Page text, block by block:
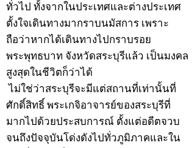
ทั่วไป ทั้งจากในประเทศและต่างประเทศ
ตั้งใจเดินทางมากราบนมัสการ เพราะ
ถือว่าหากได้เดินทางไปกราบรอย
พระพุทธบาท จังหวัดสระบุรีแล้ว เป็นมงคล
สูงสุดในชีวิตก็ว่าได้
ไม่ใช่ว่าสระบุรีจะมีแต่สถานที่เท่านั้นที่
ศักดิ์สิทธิ์ พระเกจิอาจารย์ของสระบุรีที่
มากไปด้วยประสบการณ์ ตั้งแต่อดีตจวบ
จนถึงปัจจุบันโด่งดังไปทั่วภูมิภาคและใน